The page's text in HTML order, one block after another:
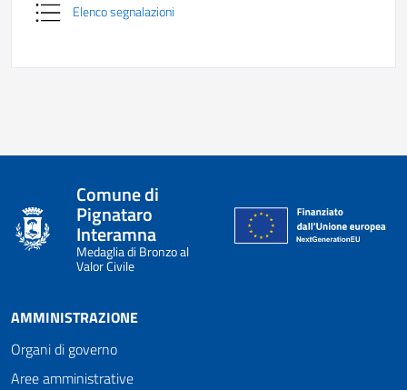
Elenco segnalazioni
Comune di
Pignataro
Interamna
Medaglia di Bronzo al
Valor Civile
AMMINISTRAZIONE
Organi di governo
Aree amministrative